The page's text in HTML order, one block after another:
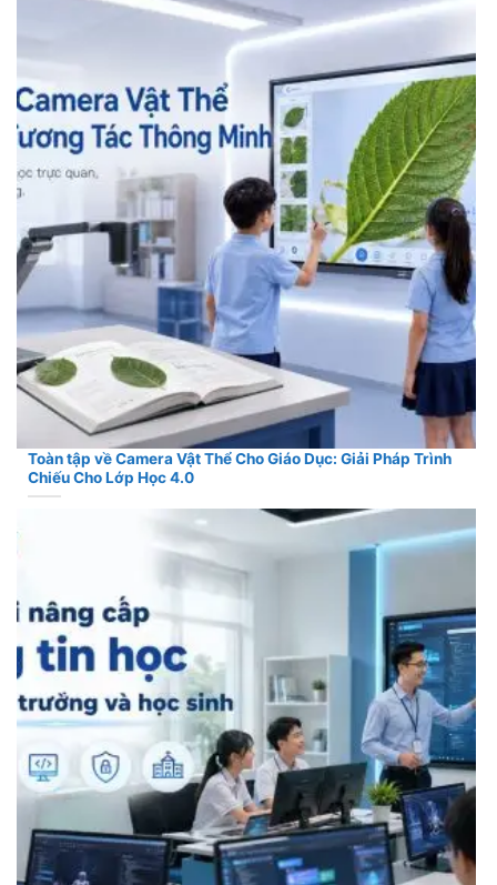
Toàn tập về Camera Vật Thể Cho Giáo Dục: Giải Pháp Trình
Chiếu Cho Lớp Học 4.0